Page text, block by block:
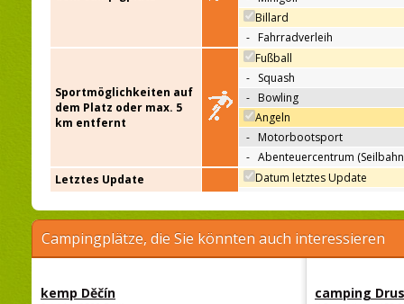
Billard
- Fahrradverleih
Sportmöglichkeiten auf
dem Platz oder max. 5
km entfernt
Fußball
- Squash
- Bowling
Angeln
- Motorbootsport
- Abenteuercentrum
Letztes Update
Datum letztes Update
Campingplätze, die Sie könnten auch interessieren
kemp Děčín camping